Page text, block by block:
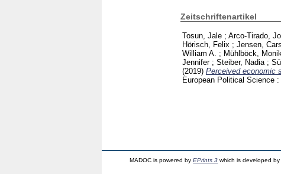
Zeitschriftenartikel
Tosun, Jale ; Arco-Tirado,
Hörisch, Felix ; Jensen,
William A. ; Mühlböck,
Jennifer; Steiber, Nadia ;
(2019) Perceived economic
European Political Science
MADOC is powered byEPrints 3 which is developed